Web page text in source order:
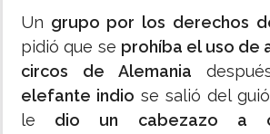
Un grupo por los derechos
pidió que se prohíba el uso de
circos de Alemania
elefante indio se salió del
le dio un cabezazo a